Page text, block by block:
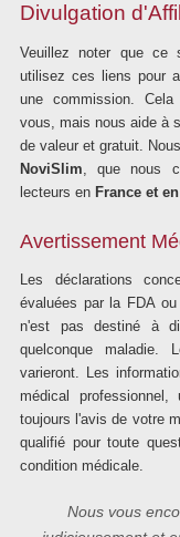
Divulgation
Veuillez noter que ce
utilisez ces liens pour
une commission.
vous, mais nous aide à
de valeur et gratuit.
NoviSlim, que nous
lecteurs en France et
Avertissement
Les déclarations
évaluées par la FDA
n'est pas destiné à
quelconque maladie.
varieront. Les
médical
toujours l'avis de votre
qualifié pour toute
condition médicale.
Nous vous